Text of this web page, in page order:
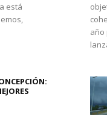
está
año